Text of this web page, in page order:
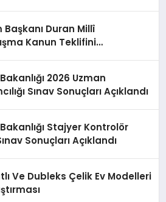
Başkanı Duran Millî
Kanun Teklifini
2026 Uzman
Sınav Sonuçları Açıklandı
Stajyer Kontrolör
Sonuçları Açıklandı
Ve Dubleks Çelik Ev Modelleri